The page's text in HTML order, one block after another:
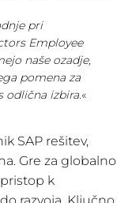
pri
Employee
naše ozadje,
pomena za
odlična izbira.«
SAP rešitev,
Gre za globalno
k